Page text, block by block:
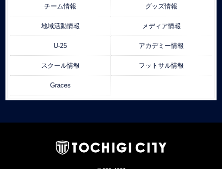
チーム情報 グッズ情報
地域活動情報 メディア情報
U-25 アカデミー情報
スクール情報 フットサル情報
Graces